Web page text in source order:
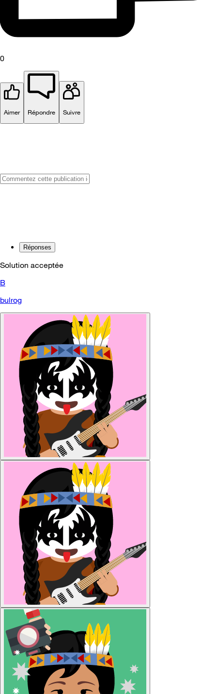
0
Aimer Répondre Suivre
Réponses
Solution acceptée
B
bulrog